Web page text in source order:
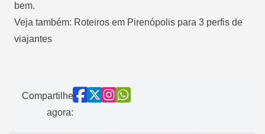
bem.
Veja também: Roteiros em Pirenópolis para 3 perfis de
viajantes
Compartilhe
agora: